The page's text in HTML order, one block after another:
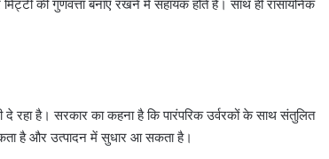
की गुणवत्ता बनाए रखने में सहायक होते हैं। साथ ही रासायनिक
दे रहा है। सरकार का कहना है कि पारंपरिक उर्वरकों के साथ संतुलित
है और उत्पादन में सुधार आ सकता है।